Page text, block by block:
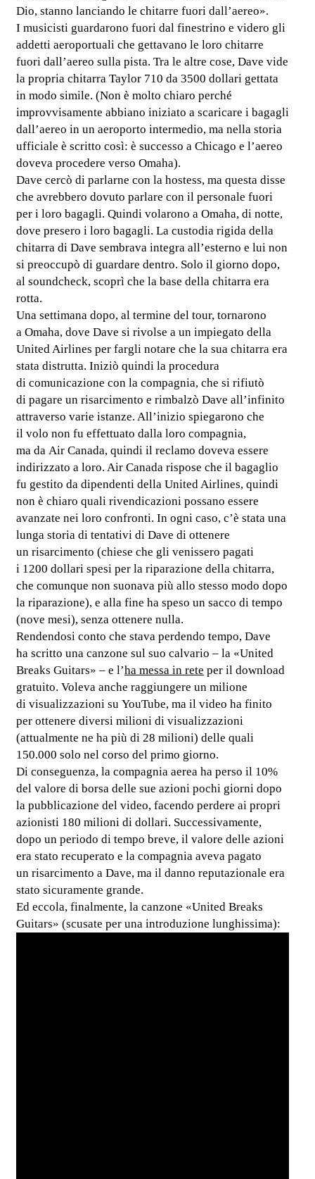
Dio, stanno lanciando le chitarre fuori dall’aereo».
I musicisti guardarono fuori dal finestrino e videro gli
addetti aeroportuali che gettavano le loro chitarre
fuori dall’aereo sulla pista. Tra le altre cose, Dave vide
la propria chitarra Taylor 710 da 3500 dollari gettata
in modo simile. (Non è molto chiaro perché
improvvisamente abbiano iniziato a scaricare i bagagli
dall’aereo in un aeroporto intermedio, ma nella storia
ufficiale è scritto così: è successo a Chicago e l’aereo
doveva procedere verso Omaha).
Dave cercò di parlarne con la hostess, ma questa disse
che avrebbero dovuto parlare con il personale fuori
per i loro bagagli. Quindi volarono a Omaha, di notte,
dove presero i loro bagagli. La custodia rigida della
chitarra di Dave sembrava integra all’esterno e lui non
si preoccupò di guardare dentro. Solo il giorno dopo,
al soundcheck, scoprì che la base della chitarra era
rotta.
Una settimana dopo, al termine del tour, tornarono
a Omaha, dove Dave si rivolse a un impiegato della
United Airlines per fargli notare che la sua chitarra era
stata distrutta. Iniziò quindi la procedura
di comunicazione con la compagnia, che si rifiutò
di pagare un risarcimento e rimbalzò Dave all’infinito
attraverso varie istanze. All’inizio spiegarono che
il volo non fu effettuato dalla loro compagnia,
ma da Air Canada, quindi il reclamo doveva essere
indirizzato a loro. Air Canada rispose che il bagaglio
fu gestito da dipendenti della United Airlines, quindi
non è chiaro quali rivendicazioni possano essere
avanzate nei loro confronti. In ogni caso, c’è stata una
lunga storia di tentativi di Dave di ottenere
un risarcimento (chiese che gli venissero pagati
i 1200 dollari spesi per la riparazione della chitarra,
che comunque non suonava più allo stesso modo dopo
la riparazione), e alla fine ha speso un sacco di tempo
(nove mesi), senza ottenere nulla.
Rendendosi conto che stava perdendo tempo, Dave
ha scritto una canzone sul suo calvario – la «United
Breaks Guitars» – e l’ha messa in rete per il download
gratuito. Voleva anche raggiungere un milione
di visualizzazioni su YouTube, ma il video ha finito
per ottenere diversi milioni di visualizzazioni
(attualmente ne ha più di 28 milioni) delle quali
150.000 solo nel corso del primo giorno.
Di conseguenza, la compagnia aerea ha perso il 10%
del valore di borsa delle sue azioni pochi giorni dopo
la pubblicazione del video, facendo perdere ai propri
azionisti 180 milioni di dollari. Successivamente,
dopo un periodo di tempo breve, il valore delle azioni
era stato recuperato e la compagnia aveva pagato
un risarcimento a Dave, ma il danno reputazionale era
stato sicuramente grande.
Ed eccola, finalmente, la canzone «United Breaks
Guitars» (scusate per una introduzione lunghissima):